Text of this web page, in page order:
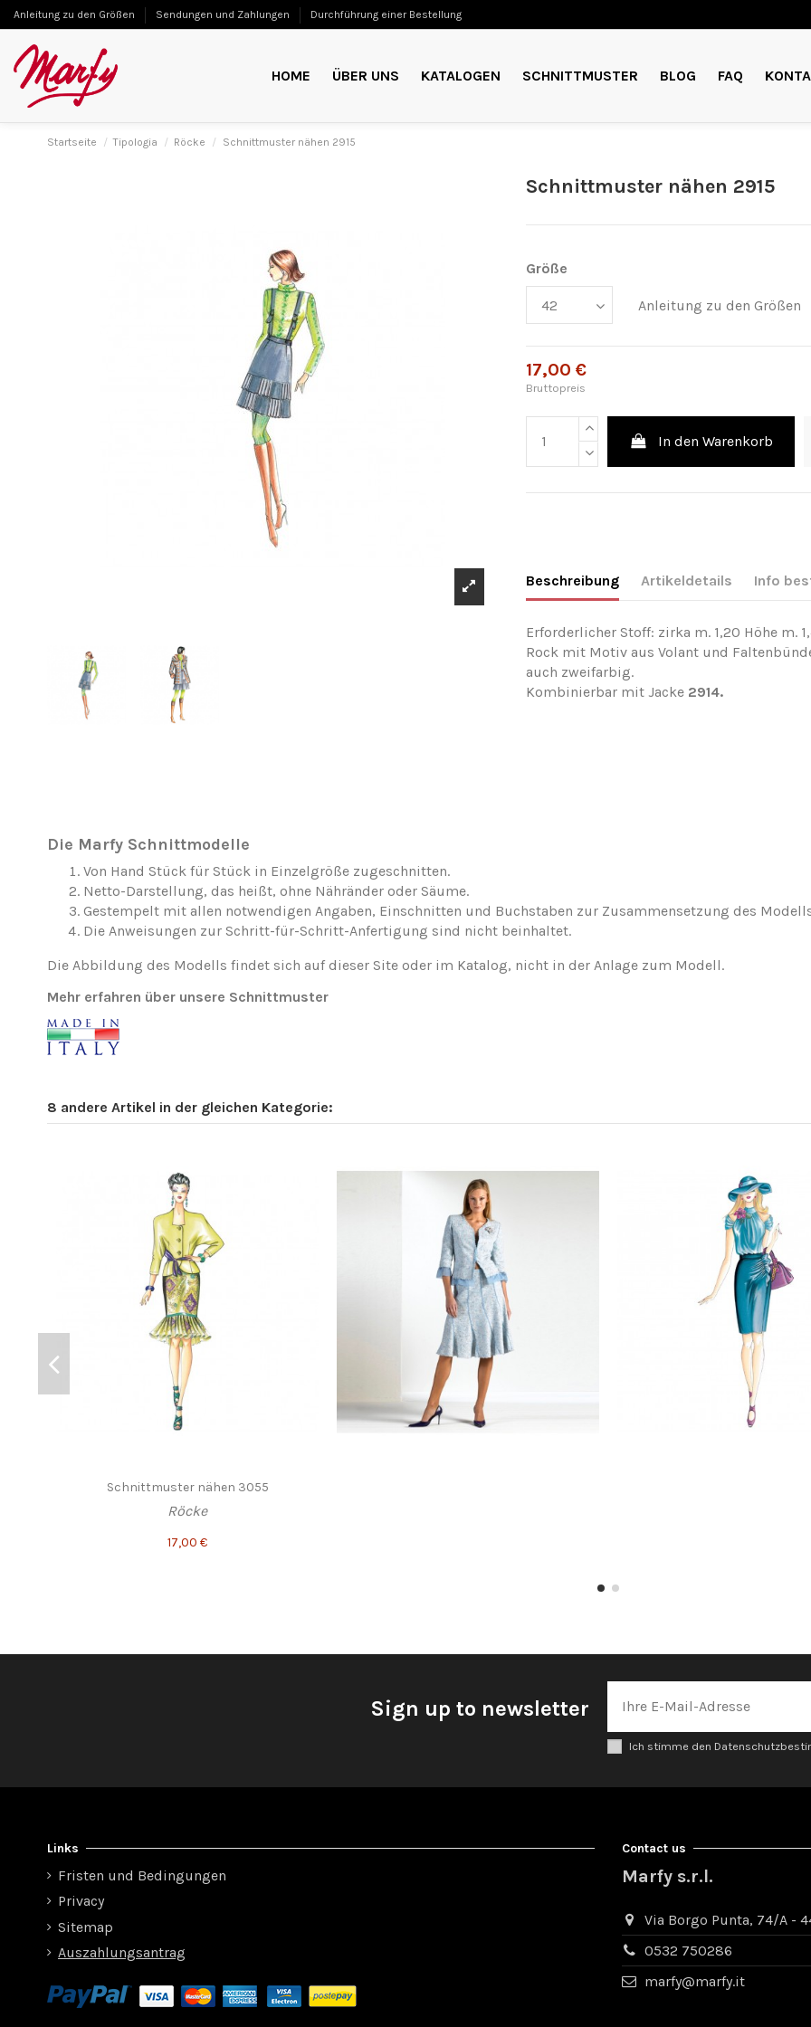
Anleitung zu den Größen Sendungen und Zahlungen Durchführung einer Bestellung
HOME ÜBER UNS KATALOGEN SCHNITTMUSTER BLOG FAQ
Startseite Tipologia Röcke Schnittmuster nähen 2915
Schnittmuster nähen 2915
Größe
Anleitung zu den Größen
17,00 €
Bruttopreis
In den Warenkorb
Beschreibung Artikeldetails Info
Erforderlicher Stoff: zirka m. 1,20 Höhe m.
Rock mit Motiv aus Volant und
auch zweifarbig.
Kombinierbar mit Jacke 2914.
Die Marfy Schnittmodelle
Von Hand Stück für Stück in Einzelgröße zugeschnitten.
Netto-Darstellung, das heißt, ohne Nähränder oder Säume.
Gestempelt mit allen notwendigen Angaben, Einschnitten und Buchstaben zur Zusammensetzung des
Die Anweisungen zur Schritt-für-Schritt-Anfertigung sind nicht beinhaltet.
Die Abbildung des Modells findet sich auf dieser Site oder im Katalog, nicht in der Anlage zum Modell.
Mehr erfahren über unsere Schnittmuster
8 andere Artikel in der gleichen Kategorie:
Schnittmuster nähen 3055
Röcke
17,00 €
Sign up to newsletter
Ich stimme den
Links
Fristen und Bedingungen
Privacy
Sitemap
Auszahlungsantrag
Contact us
Marfy s.r.l.
Via Borgo Punta, 74/A -
0532 750286
marfy@marfy.it